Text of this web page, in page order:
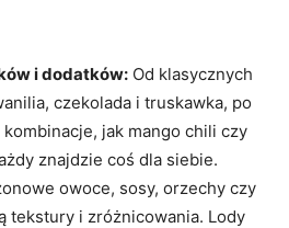
i dodatków: Od klasycznych
czekolada i truskawka, po
jak mango chili czy
znajdzie coś dla siebie.
owoce, sosy, orzechy czy
tekstury i zróżnicowania. Lody